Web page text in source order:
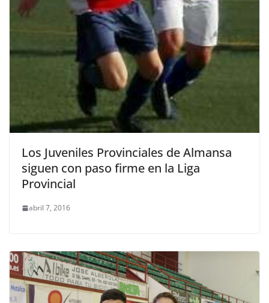
Los Juveniles Provinciales de Almansa
siguen con paso firme en la Liga
Provincial
abril 7, 2016